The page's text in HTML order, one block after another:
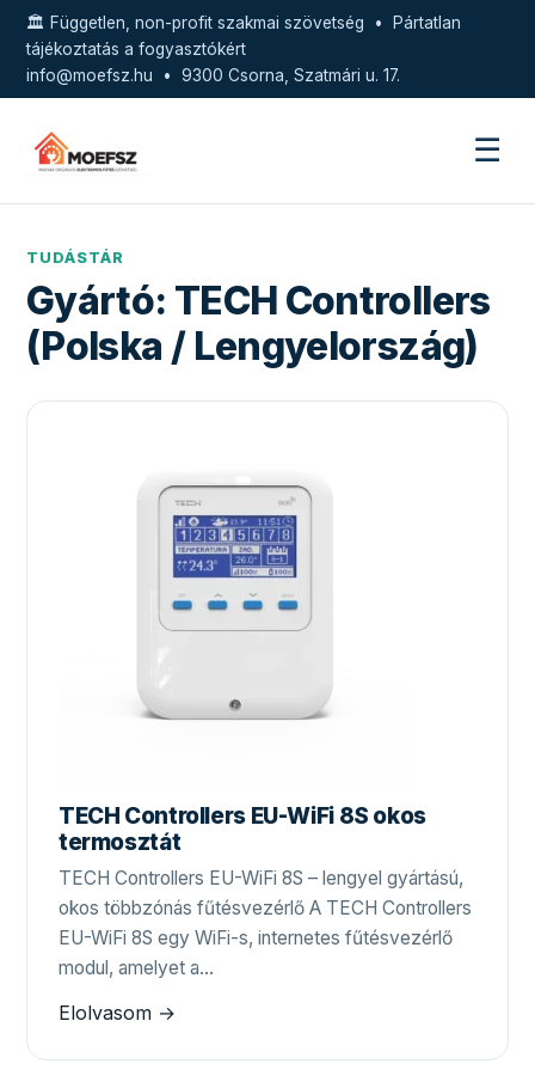
🏛️ Független, non-profit szakmai szövetség • Pártatlan
tájékoztatás a fogyasztókért
info@moefsz.hu • 9300 Csorna, Szatmári u. 17.
☰
TUDÁSTÁR
Gyártó: TECH Controllers
(Polska / Lengyelország)
TECH Controllers EU-WiFi 8S okos
termosztát
TECH Controllers EU-WiFi 8S – lengyel gyártású,
okos többzónás fűtésvezérlő A TECH Controllers
EU-WiFi 8S egy WiFi-s, internetes fűtésvezérlő
modul, amelyet a…
Elolvasom →